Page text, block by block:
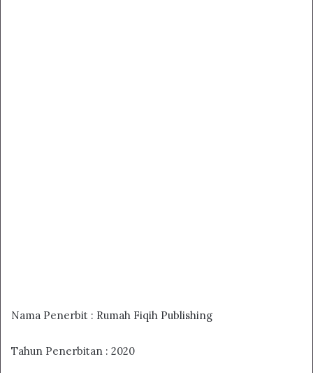
Nama Penerbit : Rumah Fiqih Publishing
Tahun Penerbitan : 2020